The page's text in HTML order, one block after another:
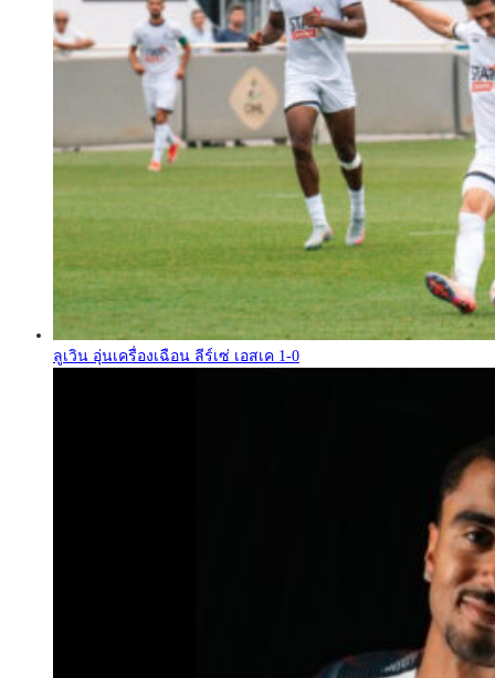
ลูเวิน อุ่นเครื่องเฉือน ลีร์เซ่ เอสเค 1-0